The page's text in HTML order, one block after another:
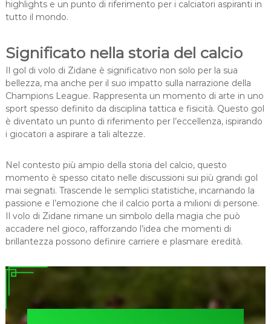
highlights e un punto di riferimento per i calciatori aspiranti in
tutto il mondo.
Significato nella storia del calcio
Il gol di volo di Zidane è significativo non solo per la sua
bellezza, ma anche per il suo impatto sulla narrazione della
Champions League. Rappresenta un momento di arte in uno
sport spesso definito da disciplina tattica e fisicità. Questo gol
è diventato un punto di riferimento per l’eccellenza, ispirando
i giocatori a aspirare a tali altezze.
Nel contesto più ampio della storia del calcio, questo
momento è spesso citato nelle discussioni sui più grandi gol
mai segnati. Trascende le semplici statistiche, incarnando la
passione e l’emozione che il calcio porta a milioni di persone.
Il volo di Zidane rimane un simbolo della magia che può
accadere nel gioco, rafforzando l’idea che momenti di
brillantezza possono definire carriere e plasmare eredità.